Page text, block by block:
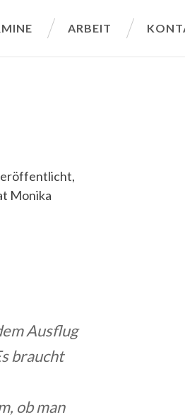
ARBEIT
Monika
Ausflug
braucht
ob man